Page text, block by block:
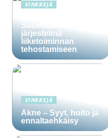
VINKKEJÄ
Suomalainen CRM-
järjestelmä
liiketoiminnan
tehostamiseen
VINKKEJÄ
Akne – Syyt, hoito ja
ennaltaehkäisy